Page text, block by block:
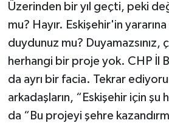
Üzerinden bir yıl geçti, peki
mu? Hayır. Eskişehir'in
duydunuz mu? Duyamazsınız,
herhangi bir proje yok. CHP İl
da ayrı bir facia. Tekrar
arkadaşların, “Eskişehir için şu
da “Bu projeyi şehre